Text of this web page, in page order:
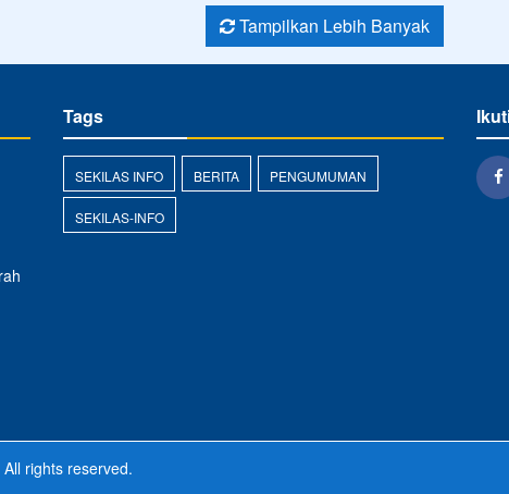
Tampilkan Lebih Banyak
Tags
SEKILAS INFO BERITA PENGUMUMAN
SEKILAS-INFO
All rights reserved.